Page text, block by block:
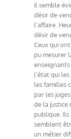
Il semble
désir de
l’affaire.
désir de
Ceux qui
pu mesurer
l’état qui
les familles
par les
de la justice
publique. Ils
semblent
un métier